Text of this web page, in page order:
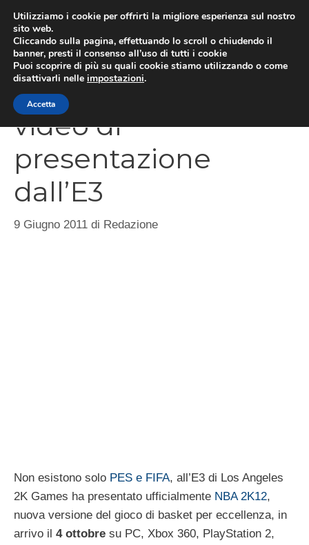
contenuto
NBA 2K12, trailer e
video di
presentazione
dall’E3
9 Giugno 2011 di Redazione
Non esistono solo PES e FIFA, all’E3 di Los Angeles
2K Games ha presentato ufficialmente NBA 2K12,
nuova versione del gioco di basket per eccellenza, in
arrivo il 4 ottobre su PC, Xbox 360, PlayStation 2,
Utilizziamo i cookie per offrirti la migliore esperienza sul nostro
sito web.
Cliccando sulla pagina, effettuando lo scroll o chiudendo il
banner, presti il consenso all’uso di tutti i cookie
Puoi scoprire di più su quali cookie stiamo utilizzando o come
disattivarli nelle impostazioni.
Accetta